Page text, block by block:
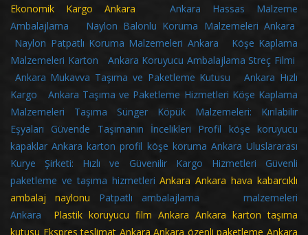
Ekonomik Kargo AnkaraAnkara Hassas Malzeme
Ambalajlama
Naylon Balonlu Koruma Malzemeleri Ankara
Naylon Patpatlı Koruma Malzemeleri Ankara
Köşe Kaplama
Malzemeleri Karton
Ankara Koruyucu Ambalajlama Streç Filmi
Ankara Mukavva Taşıma ve Paketleme Kutusu
Ankara Hızlı
Kargo
Ankara Taşıma ve Paketleme Hizmetleri Köşe Kaplama
Malzemeleri
Taşıma Sünger Köpük Malzemeleri: Kırılabilir
Eşyaları Güvende Taşımanın İncelikleri
Profil köşe koruyucu
kapaklar Ankara karton profil köşe koruma Ankara Uluslararası
Kurye Şirketi: Hızlı ve Güvenilir Kargo Hizmetleri
Güvenli
paketleme ve taşıma hizmetleriAnkara Ankara hava kabarcıklı
ambalaj naylonu Patpatlı ambalajlama malzemeleri
Ankara Plastik koruyucu film Ankara Ankara karton taşıma
kutusu Ekspres teslimat Ankara Ankara özenli paketleme Ankara